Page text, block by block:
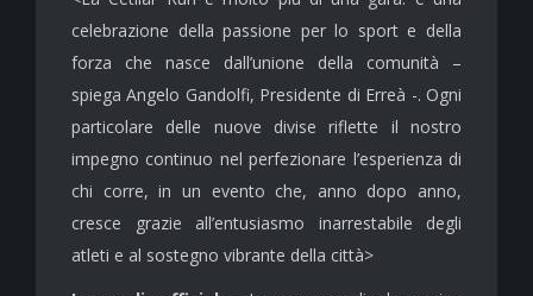
celebrazione della passione per lo sport e della
forza che nasce dall’unione della comunità –
spiega Angelo Gandolfi, Presidente di Erreà -. Ogni
particolare delle nuove divise riflette il nostro
impegno continuo nel perfezionare l’esperienza di
chi corre, in un evento che, anno dopo anno,
cresce grazie all’entusiasmo inarrestabile degli
atleti e al sostegno vibrante della città>